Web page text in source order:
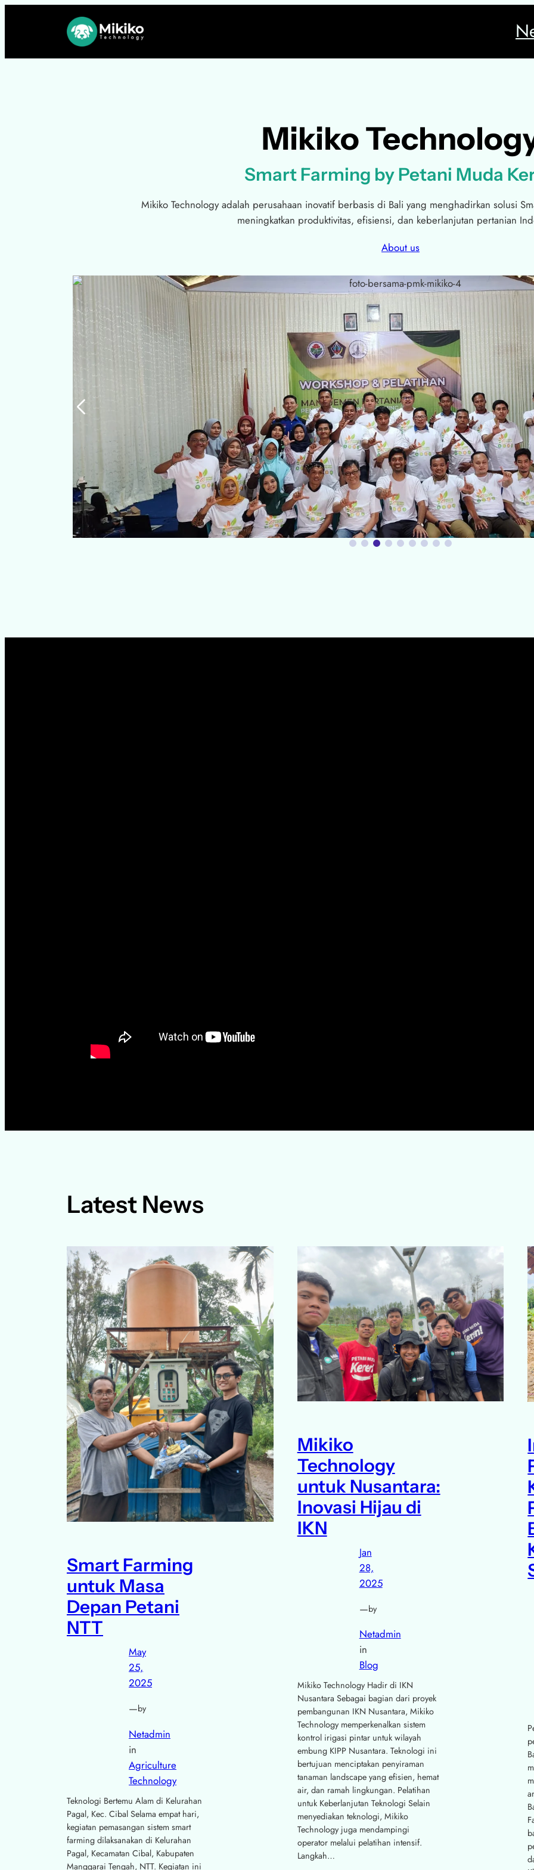
Mikiko
Smart Farming by Petani Muda
Mikiko Technology adalah perusahaan inovatif berbasis di Bali yang menghadirkan solusi
meningkatkan produktivitas, efisiensi, dan keberlanjutan pertanian
About us
Latest News
Smart Farming
untuk Masa
Depan Petani
NTT
May
25,
2025
—by
Netadmin
in
Agriculture
Technology
Teknologi Bertemu Alam di Kelurahan
Pagal, Kec. Cibal Selama empat hari,
kegiatan pemasangan sistem smart
farming dilaksanakan di Kelurahan
Pagal, Kecamatan Cibal, Kabupaten
Manggarai Tengah, NTT. Kegiatan ini
Mikiko
Technology
untuk Nusantara:
Inovasi Hijau di
IKN
Jan
28,
2025
—by
Netadmin
in
Blog
Mikiko Technology Hadir di IKN
Nusantara Sebagai bagian dari proyek
pembangunan IKN Nusantara, Mikiko
Technology memperkenalkan sistem
kontrol irigasi pintar untuk wilayah
embung KIPP Nusantara. Teknologi ini
bertujuan menciptakan penyiraman
tanaman landscape yang efisien, hemat
air, dan ramah lingkungan. Pelatihan
untuk Keberlanjutan Teknologi Selain
menyediakan teknologi, Mikiko
Technology juga mendampingi
operator melalui pelatihan intensif.
Langkah…